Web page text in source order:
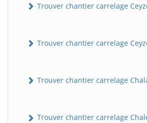
Trouver chantier carrelage
Trouver chantier carrelage
Trouver chantier carrelage
Trouver chantier carrelage